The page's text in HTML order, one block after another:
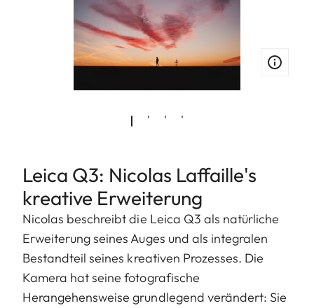
Leica Q3: Nicolas Laffaille's
kreative Erweiterung
Nicolas beschreibt die Leica Q3 als natürliche
Erweiterung seines Auges und als integralen
Bestandteil seines kreativen Prozesses. Die
Kamera hat seine fotografische
Herangehensweise grundlegend verändert: Sie